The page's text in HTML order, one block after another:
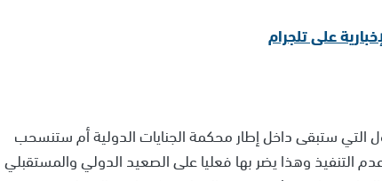
على تلجرام
التي ستبقى داخل إطار محكمة الجنايات الدولية أم ستنسحب
التنفيذ وهذا يضر بها فعليا على الصعيد الدولي والمستقبلي